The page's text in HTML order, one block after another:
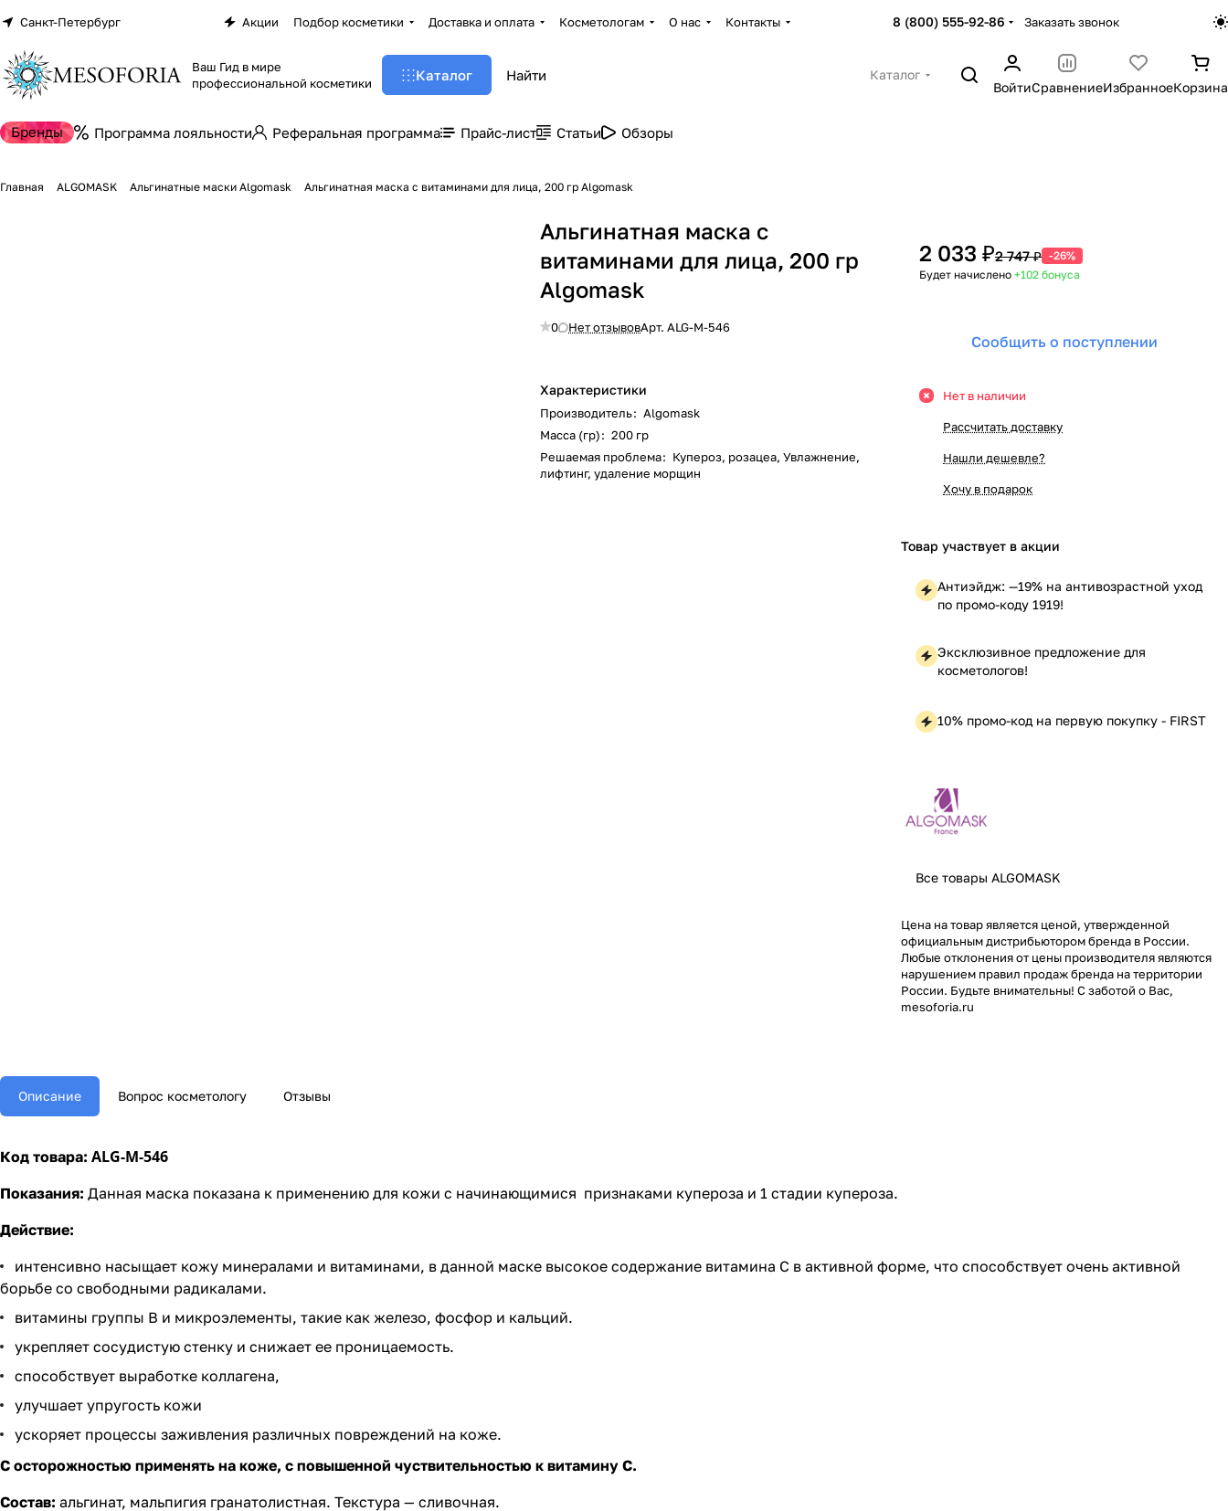
Санкт-Петербург Акции Подбор косметики Доставка и оплата Косметологам О нас Контакты 8 (800) 555-92-86 Заказать звонок
Ваш Гид в мире
профессиональной косметики
Каталог
Каталог
ВойтиСравнениеИзбранноеКорзина
Бренды Программа лояльности Реферальная программа Прайс-лист Статьи Обзоры
Главная ALGOMASK Альгинатные маски Algomask Альгинатная маска с витаминами для лица, 200 гр Algomask
Альгинатная маска с
витаминами для лица, 200 гр
Algomask
0 Нет отзывовАрт.ALG-M-546
Характеристики
Производитель: Algomask
Масса (гр): 200 гр
Решаемая проблема: Купероз, розацеа, Увлажнение,
лифтинг, удаление морщин
2 033 ₽2 747 ₽ -26%
Будет начислено +102 бонуса
Сообщить о поступлении
Нет в наличии
Рассчитать доставку
Нашли дешевле?
Хочу в подарок
Товар участвует в акции
Антиэйдж: —19% на антивозрастной уход
по промо-коду 1919!
Эксклюзивное предложение для
косметологов!
10% промо-код на первую покупку - FIRST
Все товары ALGOMASK
Цена на товар является ценой, утвержденной
официальным дистрибьютором бренда в России.
Любые отклонения от цены производителя являются
нарушением правил продаж бренда на территории
России. Будьте внимательны! С заботой о Вас,
mesoforia.ru
Описание Вопрос косметологу Отзывы
Код товара: ALG-M-546
Показания: Данная маска показана к применению для кожи с начинающимися признаками купероза и 1 стадии купероза.
Действие:
интенсивно насыщает кожу минералами и витаминами, в данной маске высокое содержание витамина С в активной форме, что способствует очень активной
борьбе со свободными радикалами.
витамины группы В и микроэлементы, такие как железо, фосфор и кальций.
укрепляет сосудистую стенку и снижает ее проницаемость.
способствует выработке коллагена,
улучшает упругость кожи
ускоряет процессы заживления различных повреждений на коже.
С осторожностью применять на коже, с повышенной чуствительностью к витамину С.
Состав: альгинат, мальпигия гранатолистная. Текстура — сливочная.